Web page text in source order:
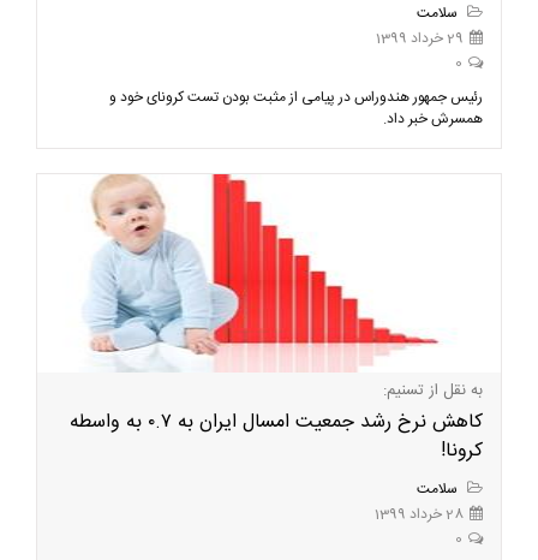
سلامت
29 خرداد 1399
0
رئیس جمهور هندوراس در پیامی از مثبت بودن تست کرونای خود و
همسرش خبر داد.
به نقل از تسنیم:
کاهش نرخ رشد جمعیت امسال ایران به ۰.۷ به واسطه
کرونا!
سلامت
28 خرداد 1399
0